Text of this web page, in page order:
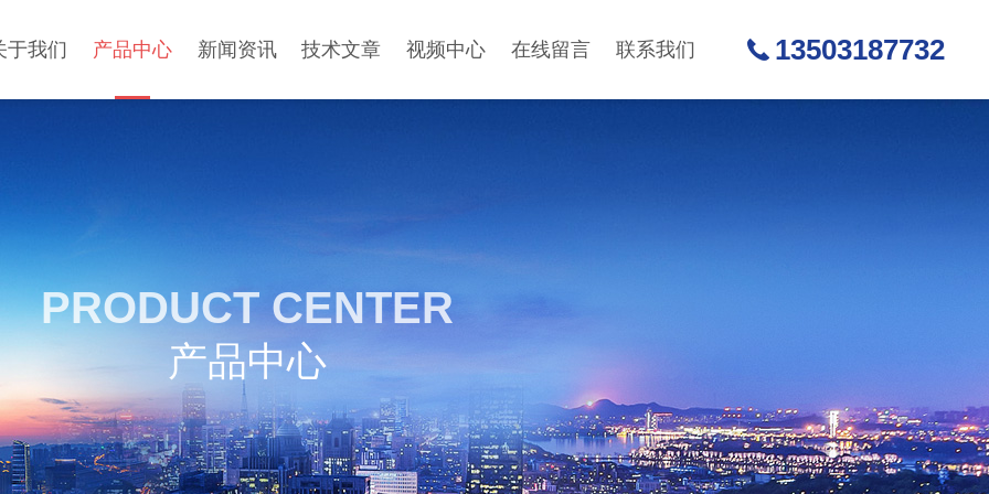
于我们 产品中心 新闻资讯 技术文章 视频中心 在线留言 联系我们 13503187732
PRODUCT CENTER
产品中心